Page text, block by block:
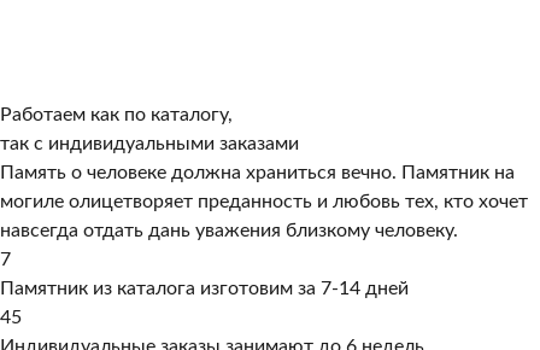
Работаем как по каталогу,
так с индивидуальными заказами
Память о человеке должна храниться вечно. Памятник на
могиле олицетворяет преданность и любовь тех, кто хочет
навсегда отдать дань уважения близкому человеку.
7
Памятник из каталога изготовим за 7-14 дней
45